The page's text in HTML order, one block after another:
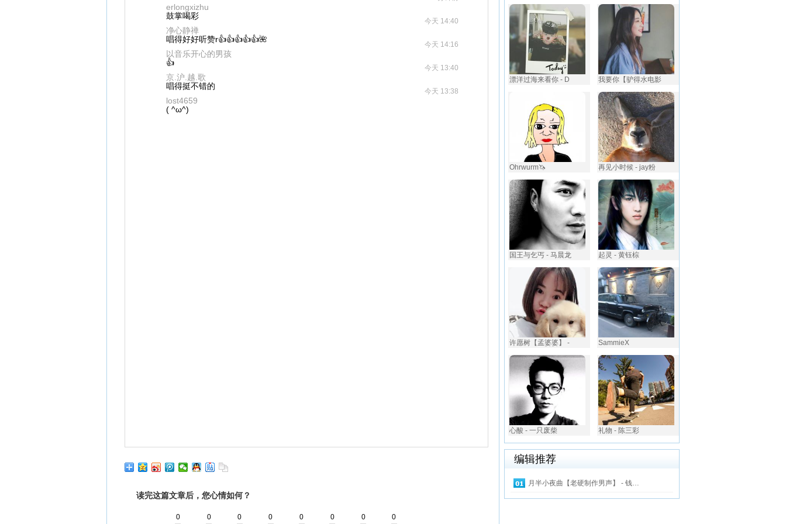
erlongxizhu
鼓掌喝彩
净心静禅
今天 14:40
唱得好好听赞r👍👍👍👍👍🌺
以音乐开心的男孩
今天 14:16
👍
京.沪.越.歌
今天 13:40
唱得挺不错的
lost4659
今天 13:38
( ^ω^)
读完这篇文章后，您心情如何？
0 0 0 0 0 0 0 0
漂洋过海来看你 - D 我要你【驴得水电影
Ohrwurm🦄 再见小时候 - jay粉
国王与乞丐 - 马晨龙 起灵 - 黄钰棕
许愿树【孟婆婆】 - SammieX
心酸 - 一只废柴 礼物 - 陈三彩
编辑推荐
月半小夜曲【老硬制作男声】 - 钱…